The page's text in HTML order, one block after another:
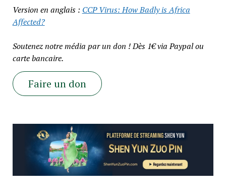
Version en anglais : CCP Virus: How Badly is Africa
Affected?
Soutenez notre média par un don ! Dès 1€ via Paypal ou
carte bancaire.
Faire un don